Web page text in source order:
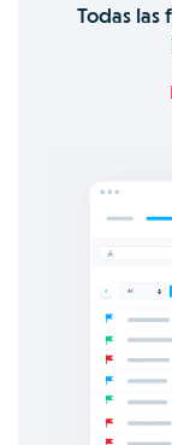
Todas las